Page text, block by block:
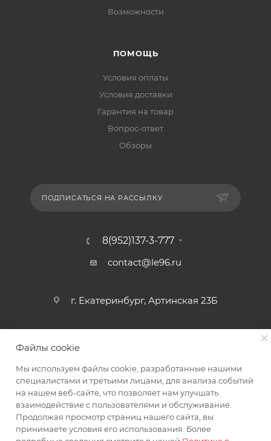
Возможности
ПОМОЩЬ
Условия оплаты
Условия доставки
Гарантия на товар
Вопрос-ответ
Обзоры
ПОДПИСАТЬСЯ НА РАССЫЛКУ
8(952)137-3-777
contact@le96.ru
г. Екатеринбург, Артинская 23Б
2026 © интернет магазин автоаксессуаров
Файлы cookie
Мы используем файлы cookie, разработанные нашими
специалистами и третьими лицами, для анализа событий
на нашем веб-сайте, что позволяет нам улучшать
взаимодействие с пользователями и обслуживание.
Продолжая просмотр страниц нашего сайта, вы
принимаете условия его использования. Более